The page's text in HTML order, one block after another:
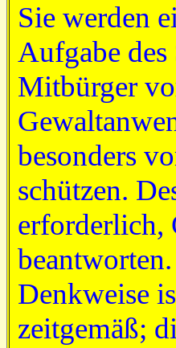
Sie werden
Aufgabe des
Mitbürger
besonders
schützen.
erforderlich,
Denkweise
zeitgemäß;